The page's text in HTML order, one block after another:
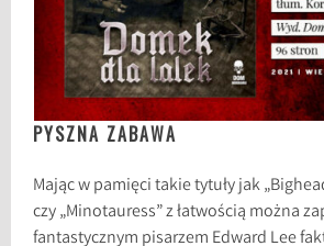
PYSZNA ZABAWA
Mając w pamięci takie tytuły jak
czy „Minotauress” z łatwością można
fantastycznym pisarzem Edward Lee